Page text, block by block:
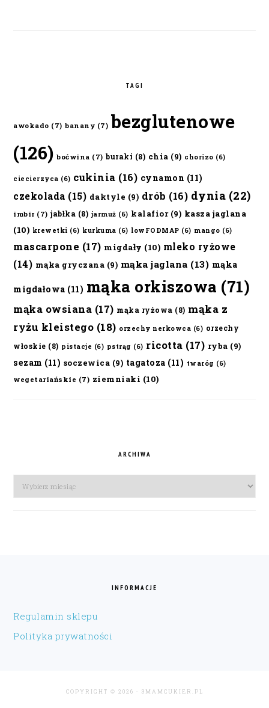
TAGI
awokado (7) banany (7) bezglutenowe
(126) boćwina (7) buraki (8) chia (9) chorizo (6)
ciecierzyca (6) cukinia (16) cynamon (11)
czekolada (15) daktyle (9) drób (16) dynia (22)
imbir (7) jabłka (8) jarmuż (6) kalafior(9) kasza jaglana
(10) krewetki (6) kurkuma (6) lowFODMAP (6) mango (6)
mascarpone (17) migdały (10) mleko ryżowe
(14) mąka gryczana (9) mąka jaglana (13) mąka
migdałowa (11) mąka orkiszowa (71)
mąka owsiana (17) mąka ryżowa (8) mąka z
ryżu kleistego (18) orzechy nerkowca (6) orzechy
włoskie (8) pistacje (6) pstrąg (6) ricotta (17) ryba (9)
sezam (11) soczewica (9) tagatoza (11) twaróg (6)
wegetariańskie (7) ziemniaki (10)
ARCHIWA
Archiwa
INFORMACJE
Regulamin sklepu
Polityka prywatności
COPYRIGHT © 2026 · 3MAMCUKIER.PL